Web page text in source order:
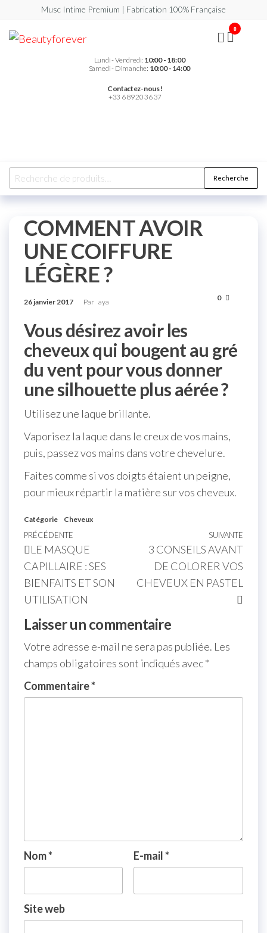
Musc Intime Premium | Fabrication 100% Française
Premium
Lundi - Vendredi: 10:00 - 18:00
Samedi - Dimanche: 10:00 - 14:00
Contactez-nous !
+33 6 89 20 36 37
0
Recherche
COMMENT AVOIR
UNE COIFFURE
LÉGÈRE ?
26 janvier 2017 Par aya 0
Vous désirez avoir les
cheveux qui bougent au gré
du vent pour vous donner
une silhouette plus aérée ?
Utilisez une laque brillante.
Vaporisez la laque dans le creux de vos mains,
puis, passez vos mains dans votre chevelure.
Faites comme si vos doigts étaient un peigne,
pour mieux répartir la matière sur vos cheveux.
Catégorie Cheveux
PRÉCÉDENTE
LE MASQUE
CAPILLAIRE : SES
BIENFAITS ET SON
UTILISATION
SUIVANTE
3 CONSEILS AVANT
DE COLORER VOS
CHEVEUX EN PASTEL
Laisser un commentaire
Votre adresse e-mail ne sera pas publiée. Les
champs obligatoires sont indiqués avec*
Commentaire*
Nom* E-mail*
Site web